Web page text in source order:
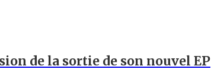
de la sortie de son nouvel EP